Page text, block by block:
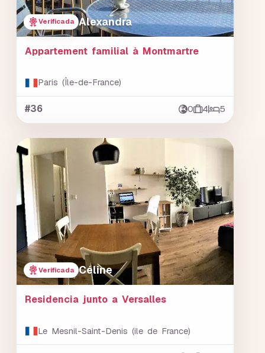
Verificada Alexandra
Appartement familial à Montmartre
Paris (Île-de-France)
#36 0 4 5
Verificada Céline
Residencia junto a Versalles
Le Mesnil-Saint-Denis (ile de France)